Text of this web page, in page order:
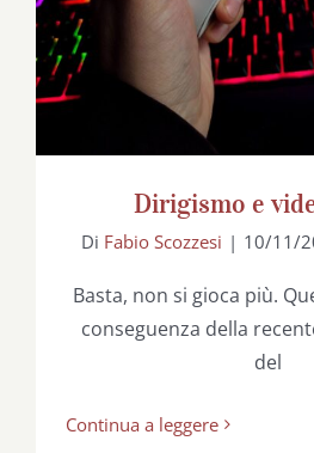
Dirigismo e
Di Fabio Scozzesi | 10/11/
Basta, non si gioca più.
conseguenza della
del
Continua a leggere